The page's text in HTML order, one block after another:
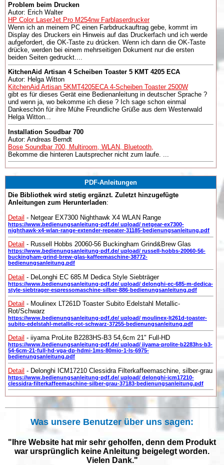
Problem beim Drucken
Autor: Erich Walter
HP Color LaserJet Pro M254nw Farblaserdrucker
Wenn ich an meinem PC einen Farbdruckauftrag gebe, kommt im
Display des Druckers ein Hinweis auf das Druckerfach und ich werde
aufgefordert, die OK-Taste zu drücken. Wenn ich dann die OK-Taste
drücke, werden bei einem mehrseitigen Dokument nur die ersten
beiden Seiten gedruckt....
KitchenAid Artisan 4 Scheiben Toaster 5 KMT 4205 ECA
Autor: Helga Witton
KitchenAid Artisan 5KMT4205ECA 4-Scheiben Toaster 2500W
gibt es für dieses Gerät eine Bedienanleitung in deutscher Sprache ?
und wenn ja, wo bekomme ich diese ? Ich sage schon einmal
Dankeschön für ihre Mühe Freundliche Grüße aus dem Westerwald
Helga Witton...
Installation Soudbar 700
Autor: Andreas Berndt
Bose Soundbar 700, Multiroom, WLAN, Bluetooth,
Bekomme die hinteren Lautsprecher nicht zum laufe. ...
PDF-Anleitungen
Die Bibliothek wird stetig ergänzt. Zuletzt hinzugefügte
Anleitungen zum Herunterladen:
Detail - Netgear EX7300 Nighthawk X4 WLAN Range
https://www.bedienungsanleitung-pdf.de/ upload/ netgear-ex7300-
nighthawk-x4-wlan-range-extender-repeater-31185-bedienungsanleitung.pdf
Detail - Russell Hobbs 20060-56 Buckingham Grind&Brew Glas
https://www.bedienungsanleitung-pdf.de/ upload/ russell-hobbs-20060-56-
buckingham-grind-brew-glas-kaffeemaschine-38772-
bedienungsanleitung.pdf
Detail - DeLonghi EC 685.M Dedica Style Siebträger
https://www.bedienungsanleitung-pdf.de/ upload/ delonghi-ec-685-m-dedica-
style-siebtrager-espressomaschine-silber-886-bedienungsanleitung.pdf
Detail - Moulinex LT261D Toaster Subito Edelstahl Metallic-
Rot/Schwarz
https://www.bedienungsanleitung-pdf.de/ upload/ moulinex-lt261d-toaster-
subito-edelstahl-metallic-rot-schwarz-37255-bedienungsanleitung.pdf
Detail - iiyama ProLite B2283HS-B3 54,6cm 21" Full-HD
https://www.bedienungsanleitung-pdf.de/ upload/ iiyama-prolite-b2283hs-b3-
54-6cm-21-full-hd-vga-dp-hdmi-1ms-80mio-1-ls-6975-
bedienungsanleitung.pdf
Detail - Delonghi ICM17210 Clessidra Filterkaffeemaschine, silber-grau
https://www.bedienungsanleitung-pdf.de/ upload/ delonghi-icm17210-
clessidra-filterkaffeemaschine-silber-grau-37183-bedienungsanleitung.pdf
Was unsere Benutzer über uns sagen:
"Ihre Website hat mir sehr geholfen, denn dem Produkt
war ursprünglich keine Anleitung beigelegt worden.
Vielen Dank."